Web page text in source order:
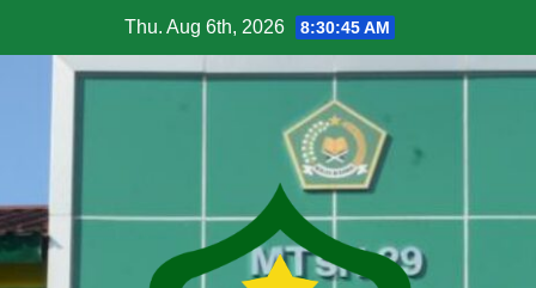
Thu. Aug 6th, 2026 8:30:46 AM